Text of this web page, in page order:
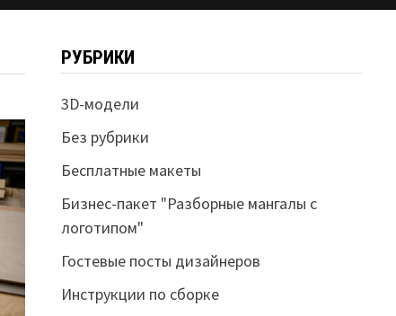
РУБРИКИ
3D-модели
Без рубрики
Бесплатные макеты
Бизнес-пакет "Разборные мангалы с
логотипом"
Гостевые посты дизайнеров
Инструкции по сборке